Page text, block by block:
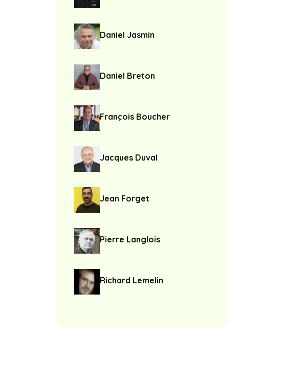
Daniel Jasmin
Daniel Breton
François Boucher
Jacques Duval
Jean Forget
Pierre Langlois
Richard Lemelin